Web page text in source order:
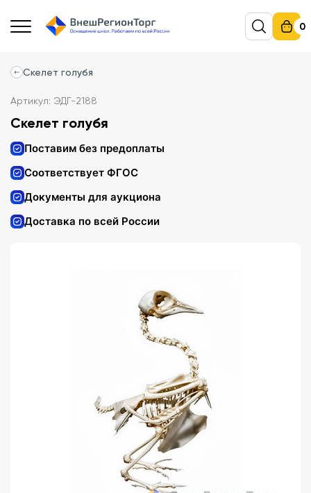
0
Скелет голубя
Артикул: ЭДГ-2188
Скелет голубя
Поставим без предоплаты
Соответствует ФГОС
Документы для аукциона
Доставка по всей России